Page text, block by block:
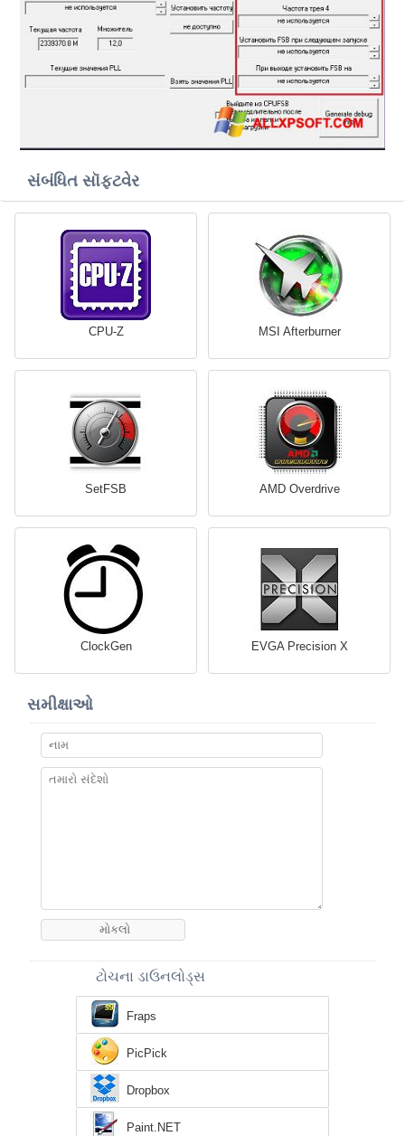
સંબંધિત સૉફ્ટવેર
CPU-Z MSI Afterburner
SetFSB AMD Overdrive
ClockGen EVGA Precision X
સમીક્ષાઓ
ટોચના ડાઉનલોડ્સ
Fraps
PicPick
Dropbox
Paint.NET